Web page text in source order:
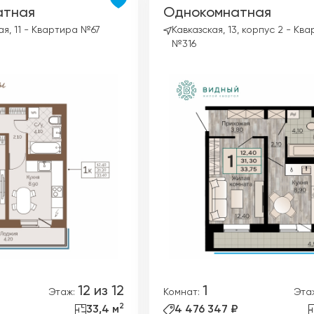
квартиры
квартиры
2
р-не (КамГЭС)
Рассрочка
Рассрочка 2.0
Ипотека +
11 - Квартира №67
Этаж: 12 из 12
33,4 м2
Однокомнатная
Кавказская, 13, корпус 2 -
№316
Комнат: 1
4 476 347 ₽